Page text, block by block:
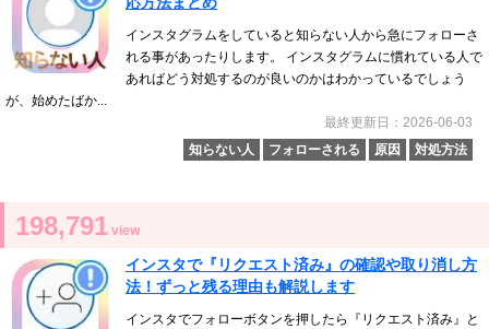
インスタグラムをしていると知らない人から急にフォローさ
れる事があったりします。 インスタグラムに慣れている人で
あればどう対処するのが良いのかはわかっているでしょう
が、始めたばか...
最終更新日：2026-06-03
知らない人
フォローされる 原因 対処方法
198,791 view
インスタで『リクエスト済み』の確認や取り消し方
法！ずっと残る理由も解説します
インスタでフォローボタンを押したら『リクエスト済み』と